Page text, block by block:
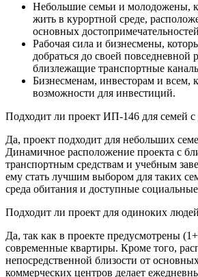
Небольшие семьи и молодожены,
жить в курортной среде,
основных
Рабочая сила и бизнесмены,
добраться до своей повседневной
близлежащие транспортные
Бизнесменам, инвесторам и всем,
возможности для инвестиций.
Подходит ли проект ИП-146 для семей с
Да, проект подходит для небольших
Динамичное расположение проекта с
транспортным средствам и учебным
ему стать лучшим выбором для таких
среда обитания и доступные
Подходит ли проект для одиноких
Да, так как в проекте предусмотрены
современные квартиры. Кроме того,
непосредственной близости от
коммерческих центров делает